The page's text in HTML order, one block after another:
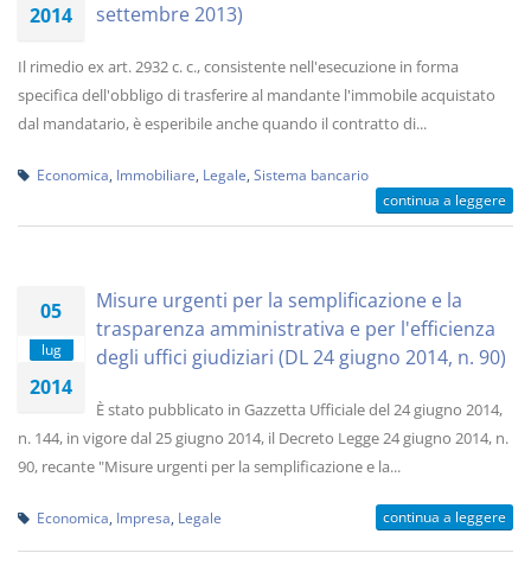
2014
settembre 2013)
Il rimedio ex art. 2932 c. c., consistente nell'esecuzione in forma
specifica dell'obbligo di trasferire al mandante l'immobile acquistato
dal mandatario, è esperibile anche quando il contratto di...
Economica Immobiliare Legale Sistema bancario
continua a leggere
05
lug
2014
Misure urgenti per la semplificazione e la
trasparenza amministrativa e per l'efficienza
degli uffici giudiziari (DL 24 giugno 2014, n. 90)
È stato pubblicato in Gazzetta Ufficiale del 24 giugno 2014,
n. 144, in vigore dal 25 giugno 2014, il Decreto Legge 24 giugno 2014, n.
90, recante "Misure urgenti per la semplificazione e la...
Economica Impresa Legale continua a leggere